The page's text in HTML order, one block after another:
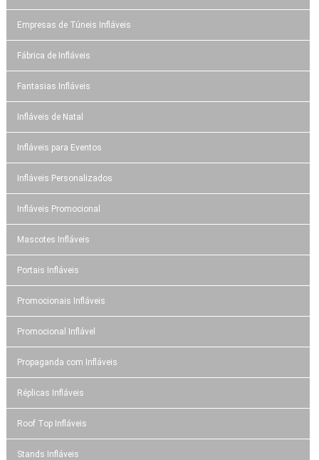
Empresas de Túneis Infláveis
Fábrica de Infláveis
Fantasias Infláveis
Infláveis de Natal
Infláveis para Eventos
Infláveis Personalizados
Infláveis Promocional
Mascotes Infláveis
Portais Infláveis
Promocionais Infláveis
Promocional Inflável
Propaganda com Infláveis
Réplicas Infláveis
Roof Top Infláveis
Stands Infláveis